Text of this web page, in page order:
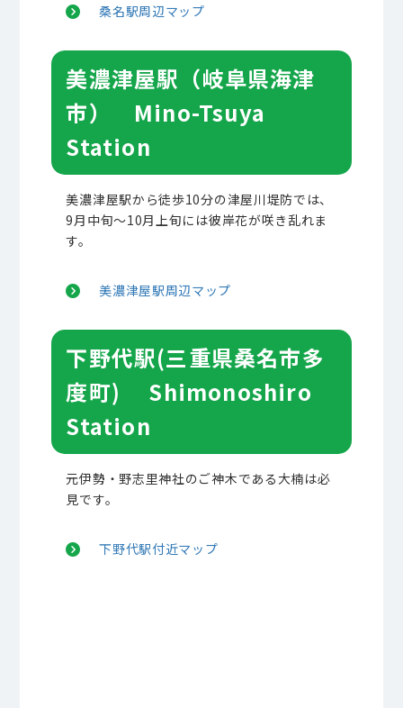
桑名駅周辺マップ
美濃津屋駅（岐阜県海津
市） Mino-Tsuya
Station
美濃津屋駅から徒歩10分の津屋川堤防では、
9月中旬～10月上旬には彼岸花が咲き乱れま
す。
美濃津屋駅周辺マップ
下野代駅(三重県桑名市多
度町) Shimonoshiro
Station
元伊勢・野志里神社のご神木である大楠は必
見です。
下野代駅付近マップ